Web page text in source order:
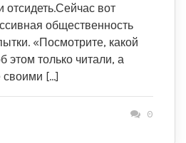
отсидеть.Сейчас вот
общественность
«Посмотрите, какой
только читали, а
своими […]
0